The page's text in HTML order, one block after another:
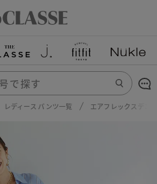
レディース パンツ一覧 エアフレックスデニ